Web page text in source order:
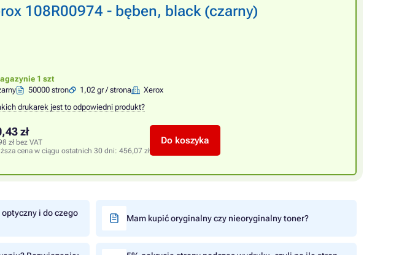
108R00974 - bęben, black (czarny)
1 szt
50000 stron 1,02 gr / strona
Xerox
drukarek jest to odpowiedni produkt?
zł
zł bez VAT
cena w ciągu ostatnich 30 dni: 456,07 zł
Do koszyka
i do czego
Mam kupić oryginalny czy nieoryginalny toner?